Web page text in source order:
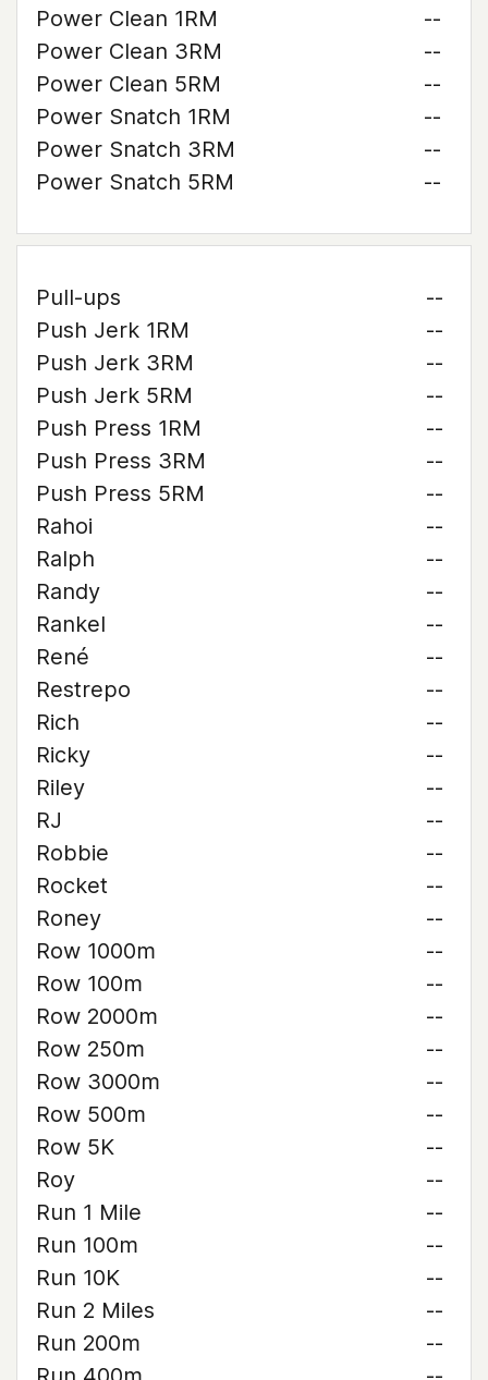
Power Clean 1RM
--
Power Clean 3RM
--
Power Clean 5RM
--
Power Snatch 1RM
--
Power Snatch 3RM
--
Power Snatch 5RM
--
Pull-ups
--
Push Jerk 1RM
--
Push Jerk 3RM
--
Push Jerk 5RM
--
Push Press 1RM
--
Push Press 3RM
--
Push Press 5RM
--
Rahoi
--
Ralph
--
Randy
--
Rankel
--
René
--
Restrepo
--
Rich
--
Ricky
--
Riley
--
RJ
--
Robbie
--
Rocket
--
Roney
--
Row 1000m
--
Row 100m
--
Row 2000m
--
Row 250m
--
Row 3000m
--
Row 500m
--
Row 5K
--
Roy
--
Run 1 Mile
--
Run 100m
--
Run 10K
--
Run 2 Miles
--
Run 200m
--